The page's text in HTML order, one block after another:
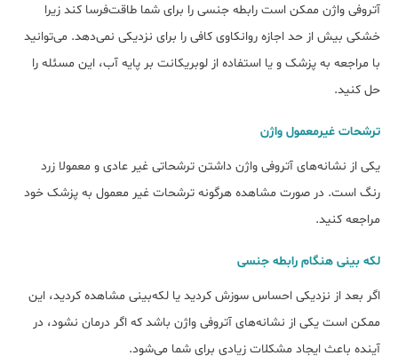
آتروفی واژن ممکن است رابطه جنسی را برای شما طاقت‌فرسا کند زیرا
خشکی بیش از حد اجازه روانکاوی کافی را برای نزدیکی نمی‌دهد. می‌توانید
با مراجعه به پزشک و یا استفاده از لوبریکانت بر پایه آب، این مسئله را
حل کنید.
ترشحات غیرمعمول واژن
یکی از نشانه‌های آتروفی واژن داشتن ترشحاتی غیر عادی و معمولا زرد
رنگ است. در صورت مشاهده هرگونه ترشحات غیر معمول به پزشک خود
مراجعه کنید.
لکه بینی هنگام رابطه جنسی
اگر بعد از نزدیکی احساس سوزش کردید یا لکه‌بینی مشاهده کردید، این
ممکن است یکی از نشانه‌های آتروفی واژن باشد که اگر درمان نشود، در
آینده باعث ایجاد مشکلات زیادی برای شما می‌شود.